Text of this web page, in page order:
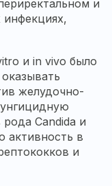
и
инфекциях,
и in vivo было
желудочно-
Candida и
активность в
и